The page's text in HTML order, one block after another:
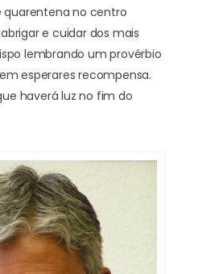
no centro
e cuidar dos mais
lembrando um provérbio
esperares recompensa.
haverá luz no fim do